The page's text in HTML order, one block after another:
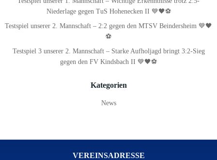
Niederlage gegen TuS Hohenecken II 💙🖤⚽
Testspiel unserer 2. Mannschaft – 2:2 gegen den MTSV Beindersheim 💙🖤
⚽
Testspiel 3 unserer 2. Mannschaft – Starke Aufholjagd bringt 3:2-Sieg
gegen den FV Kindsbach II 💙🖤⚽
Kategorien
News
VEREINSADRESSE